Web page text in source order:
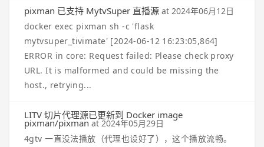
pixman 已支持 MytvSuper 直播源 at 2024年06月12日
docker exec pixman sh -c 'flask
mytvsuper_tivimate' [2024-06-12 16:23:05,864]
ERROR in core: Request failed: Please check proxy
URL. It is malformed and could be missing the
host., retrying...
LITV 切片代理源已更新到 Docker image
pixman/pixman at2024年05月29日
4gtv 一直没法播放（代理也设好了），这个播放流畅。